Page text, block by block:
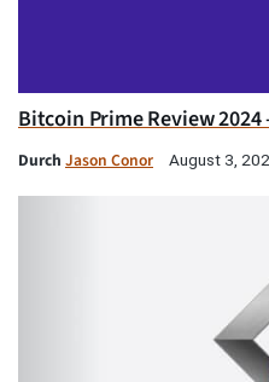
Bitcoin Prime Review
Durch Jason Conor August 3,